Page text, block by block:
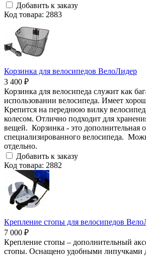
Добавить к заказу
Код товара: 2883
Корзинка для велосипедов ВелоЛидер
3 400 ₽
Корзинка для велосипеда служит как
использовании велосипеда. Имеет
Крепится на переднюю вилку
колесом. Отлично подходит для
вещей. Корзинка - это дополнительная
специализированного велосипеда.
отдельно.
Добавить к заказу
Код товара: 2882
Крепление стопы для велосипедов
7 000 ₽
Крепление стопы – дополнительный
стопы. Оснащено удобными липучками